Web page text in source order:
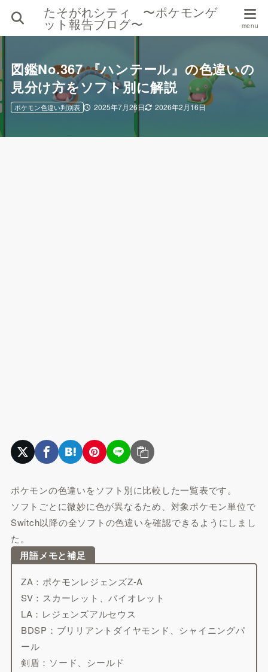
たそがれシティ 〜ポケモンゲ
ット報告ブログ〜
図鑑No.367 『ハンテール』の色違いの
見分け方をソフト別に解説
2025年7月26日 2026年2月16日
ポケモン色違い判別表
ポケモンの色違いをソフト別に比較した一覧表です。
ソフトごとに微妙に色が異なるため、対象ポケモン単位で
Switch以降の全ソフトの色違いを確認できるようにしまし
た。
用語メモと補足
ZA：ポケモンレジェンズZ-A
SV：スカーレット、バイオレット
LA：レジェンズアルセウス
BDSP：ブリリアントダイヤモンド、シャイニングパ
ール
剣盾：ソード、シールド